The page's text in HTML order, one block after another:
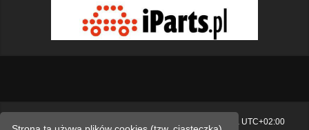
Strefa czasowa UTC+02:00